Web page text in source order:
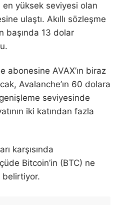
en yüksek seviyesi olan
ulaştı. Akıllı sözleşme
başında 13 dolar
abonesine AVAX’ın biraz
Avalanche’ın 60 dolara
seviyesinde
iki katından fazla
karşısında
Bitcoin’in (BTC) ne
belirtiyor.